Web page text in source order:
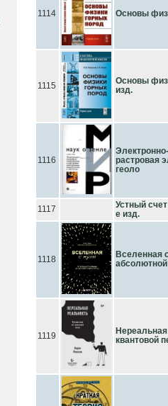
1114 Основы
1115
Основы
изд.
1116
растровая
геоло
1117
Устный
е изд.
1118
Вселенная
1119
квантовой